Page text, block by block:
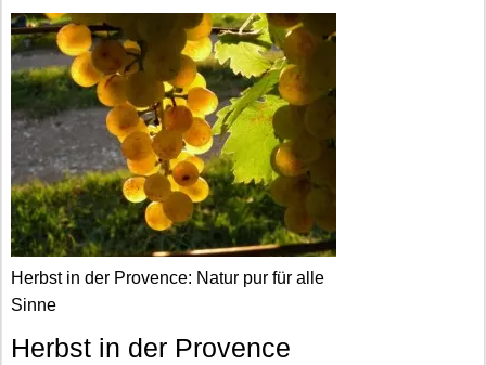
Herbst in der Provence: Natur pur für alle
Sinne
Herbst in der Provence